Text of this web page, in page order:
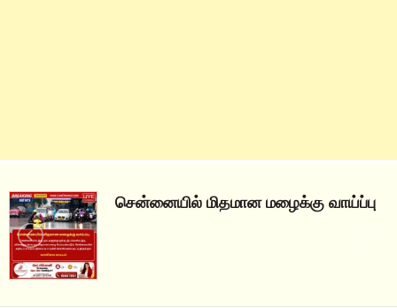
சென்னையில் மிதமான மழைக்கு வாய்ப்பு